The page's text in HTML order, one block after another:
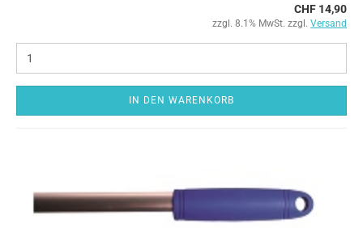
CHF 14,90
zzgl. 8.1% MwSt. zzgl. Versand
IN DEN WARENKORB